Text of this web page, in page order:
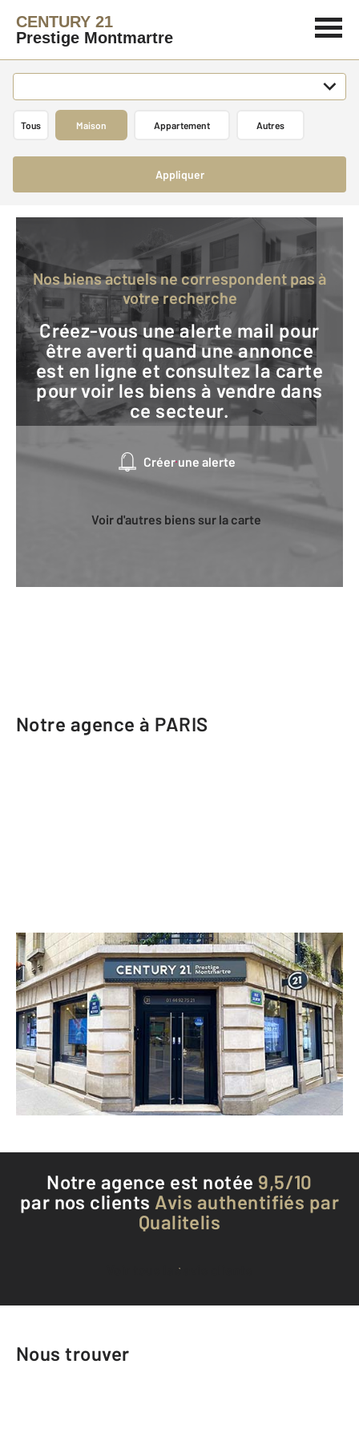
CENTURY 21
Prestige Montmartre
Tous Maison Appartement Autres
Appliquer
Nos biens actuels ne correspondent pas à
votre recherche
Créez-vous une alerte mail pour
être averti quand une annonce
est en ligne et consultez la carte
pour voir les biens à vendre dans
ce secteur.
Créer une alerte
Voir d'autres biens sur la carte
Notre agence à PARIS
CENTURY 21 Prestige Montmartre
56 rue Caulaincourt
PARIS - 75018
Envoyer un message
Téléphoner à l'agence
Notre agence est notée 9,5/10
par nos clients Avis authentifiés par
Qualitelis
Voir tous les avis clients
Nous trouver